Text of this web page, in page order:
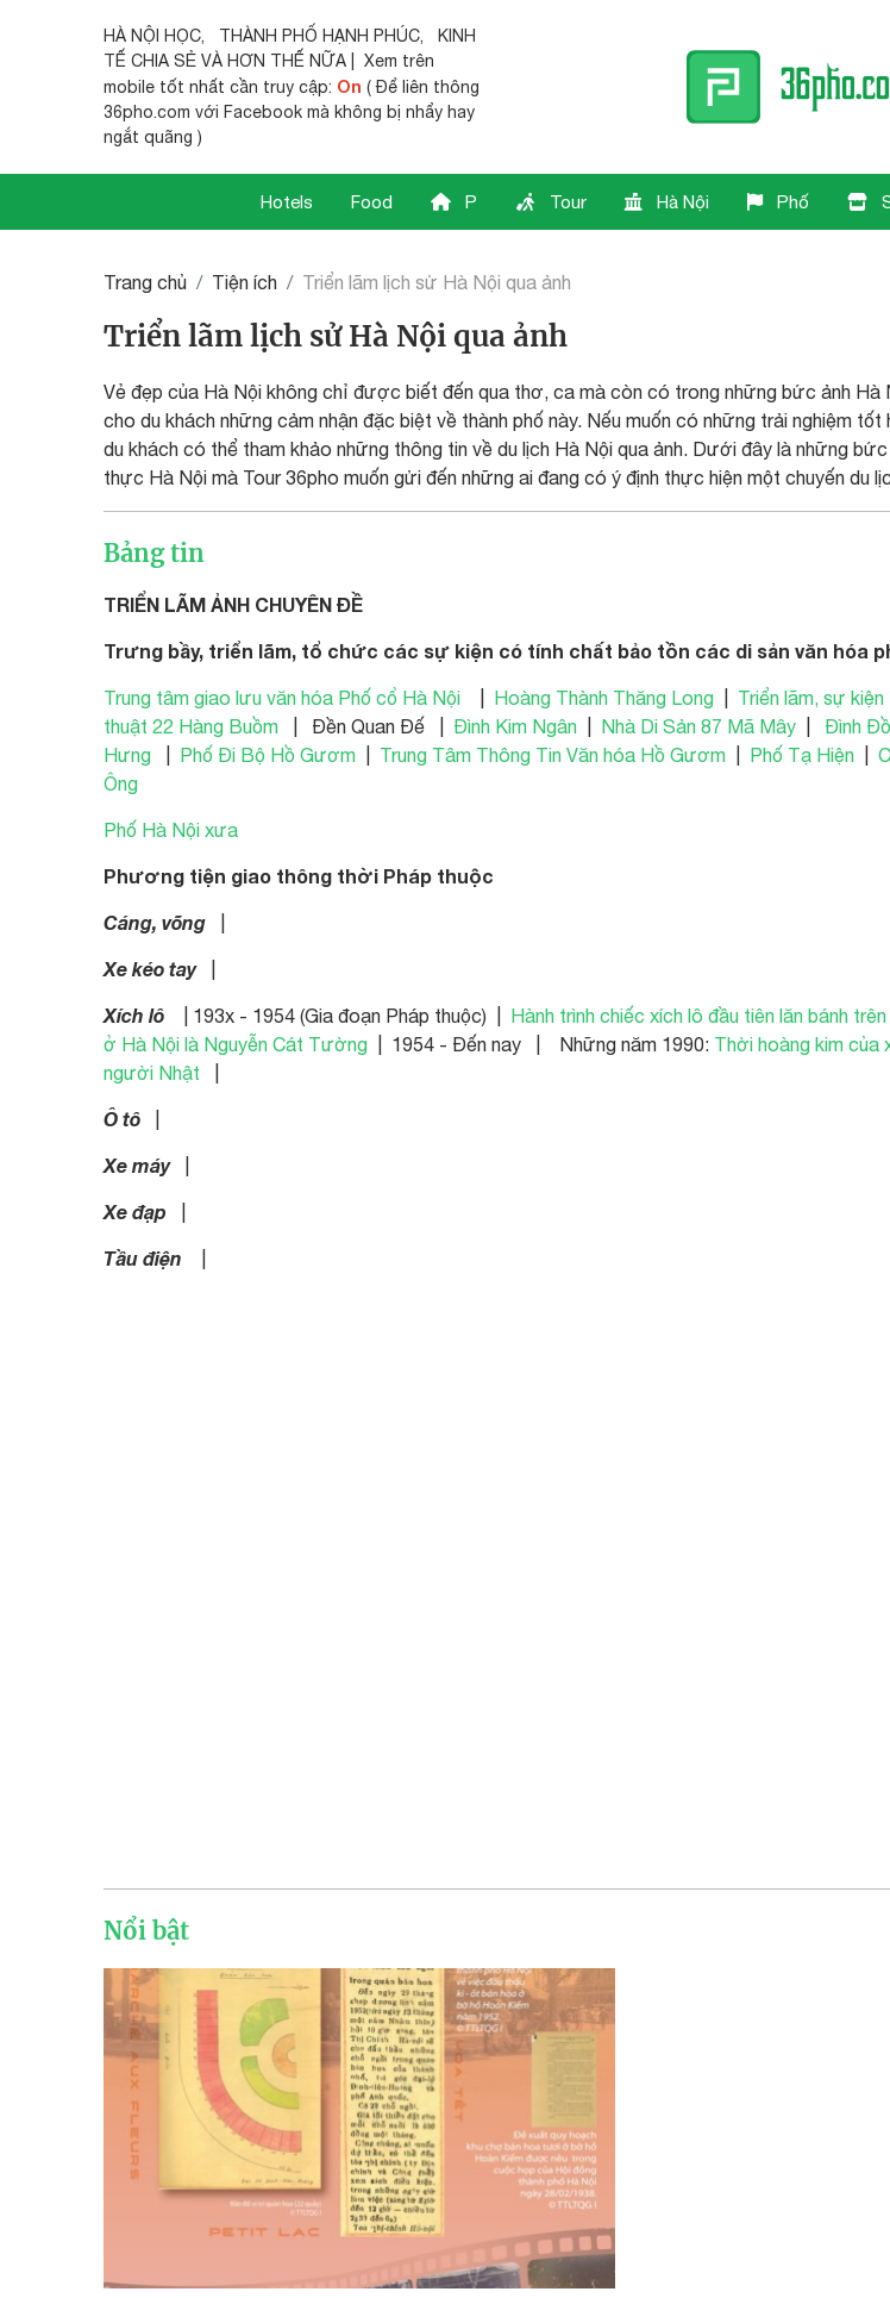
HÀ NỘI HỌC, THÀNH PHỐ HẠNH PHÚC,
KINH
TẾ CHIA SẺ VÀ HƠN THẾ NỮA | Xem trên
mobile tốt nhất cần truy cập: On ( Để liên thông
36pho.com với Facebook mà không bị nhẩy hay
ngắt quãng )
Hotels Food P Tour Hà Nội Phố
Trang chủ Tiện ích Triển lãm lịch sử Hà Nội qua ảnh
Triển lãm lịch sử Hà Nội qua ảnh
Vẻ đẹp của Hà Nội không chỉ được biết đến qua thơ, ca mà còn có trong những bức ảnh Hà
cho du khách những cảm nhận đặc biệt về thành phố này. Nếu muốn có những trải nghiệm
du khách có thể tham khảo những thông tin về du lịch Hà Nội qua ảnh. Dưới đây là những
thực Hà Nội mà Tour 36pho muốn gửi đến những ai đang có ý định thực hiện một chuyến du
Bảng tin
TRIỂN LÃM ẢNH CHUYÊN ĐỀ
Trưng bầy, triển lãm, tổ chức các sự kiện có tính chất bảo tồn các di sản văn hóa
Trung tâm giao lưu văn hóa Phố cổ Hà Nội Hoàng Thành Thăng Long
Triển lãm, sự
thuật 22 Hàng Buồm | Đền Quan Đế | Đình Kim Ngân Nhà Di Sản 87 Mã Mây Đình
Hưng
Phố Đi Bộ Hồ Gươm Trung Tâm Thông Tin Văn hóa Hồ Gươm Phố Tạ Hiện
Ông
Phố Hà Nội xưa
Phương tiện giao thông thời Pháp thuộc
Cáng, võng
Xe kéo tay|
Xích lô | 193x - 1954 (Gia đoạn Pháp thuộc) | Hành trình chiếc xích lô đầu tiên lăn bánh
ở Hà Nội là Nguyễn Cát Tường | 1954 - Đến nay | Những năm 1990: Thời hoàng kim của
người Nhật
Ô tô
Xe máy|
Xe đạp
Tầu điện
Nổi bật